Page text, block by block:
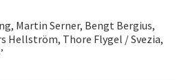
Martin Serner, Bengt Bergius,
Hellström, Thore Flygel / Svezia,